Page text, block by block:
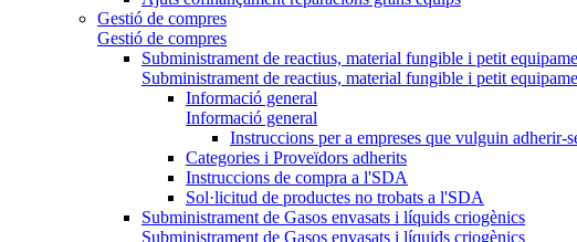
Gestió de compres
Gestió de compres
Subministrament de reactius, material fungible i petit
Subministrament de reactius, material fungible i petit
Informació general
Informació general
Instruccions per a empreses que vulguin adherir-
Categories i Proveïdors adherits
Instruccions de compra a l'SDA
Sol·licitud de productes no trobats a l'SDA
Subministrament de Gasos envasats i líquids criogènics
Subministrament de Gasos envasats i líquids criogènics